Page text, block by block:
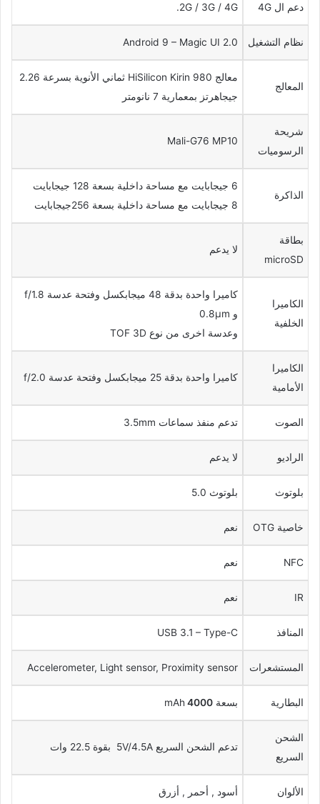
دعم ال 4G 2G / 3G / 4G.
نظام التشغيل Android 9 – Magic UI 2.0
المعالج
معالج HiSilicon Kirin 980 ثماني الأنوية بسرعة 2.26
جيجاهرتز بمعمارية 7 نانومتر
شريحة
الرسوميات
Mali-G76 MP10
الذاكرة
6 جيجابايت مع مساحة داخلية بسعة 128 جيجابايت
8 جيجابايت مع مساحة داخلية بسعة 256جيجابايت
بطاقة
microSD
لا يدعم
الكاميرا
الخلفية
كاميرا واحدة بدقة 48 ميجابكسل وفتحة عدسة f/1.8
و 0.8µm
وعدسة اخرى من نوع TOF 3D
الكاميرا
الأمامية
كاميرا واحدة بدقة 25 ميجابكسل وفتحة عدسة f/2.0
الصوت تدعم منفذ سماعات 3.5mm
الراديو لا يدعم
بلوتوث بلوتوث 5.0
خاصية OTG نعم
NFC نعم
IR نعم
المنافذ USB 3.1 – Type-C
المستشعرات Accelerometer, Light sensor, Proximity sensor
البطارية بسعة 4000
mAh
الشحن
السريع
تدعم الشحن السريع 5V/4.5A بقوة 22.5 وات
الألوان أسود , أحمر , أزرق